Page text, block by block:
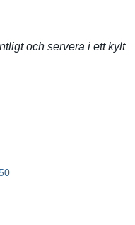
och servera i ett kylt